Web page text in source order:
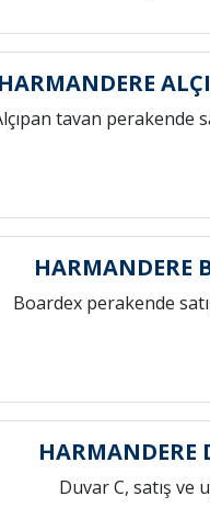
HARMANDERE
tavan perakende
HARMANDERE
Boardex perakende
HARMANDERE
Duvar C, satış ve